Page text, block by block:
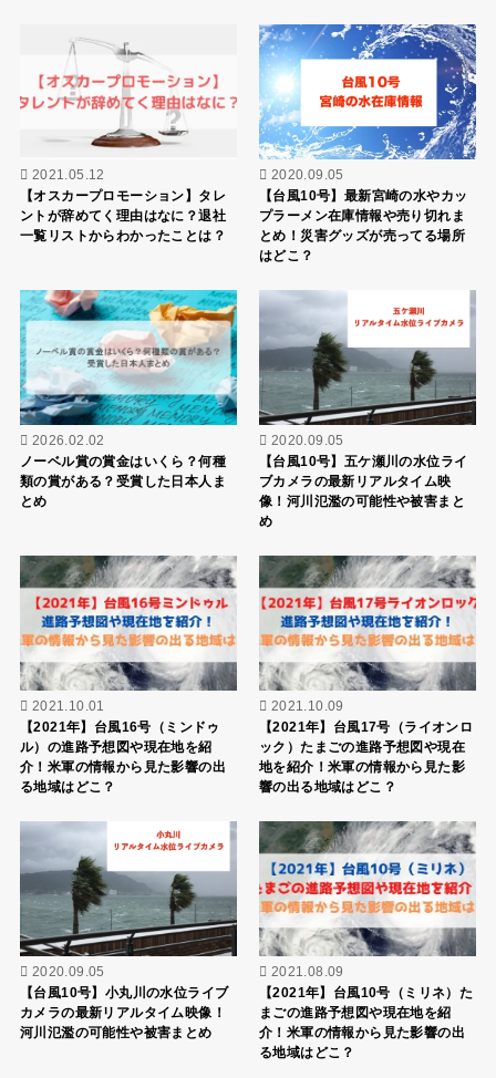
2021.05.12
【オスカープロモーション】タレ
ントが辞めてく理由はなに？退社
一覧リストからわかったことは？
2020.09.05
【台風10号】最新宮崎の水やカッ
プラーメン在庫情報や売り切れま
とめ！災害グッズが売ってる場所
はどこ？
2026.02.02
ノーベル賞の賞金はいくら？何種
類の賞がある？受賞した日本人ま
とめ
2020.09.05
【台風10号】五ケ瀬川の水位ライ
ブカメラの最新リアルタイム映
像！河川氾濫の可能性や被害まと
め
2021.10.01
【2021年】台風16号（ミンドゥ
ル）の進路予想図や現在地を紹
介！米軍の情報から見た影響の出
る地域はどこ？
2021.10.09
【2021年】台風17号（ライオンロ
ック）たまごの進路予想図や現在
地を紹介！米軍の情報から見た影
響の出る地域はどこ？
2020.09.05
【台風10号】小丸川の水位ライブ
カメラの最新リアルタイム映像！
河川氾濫の可能性や被害まとめ
2021.08.09
【2021年】台風10号（ミリネ）た
まごの進路予想図や現在地を紹
介！米軍の情報から見た影響の出
る地域はどこ？